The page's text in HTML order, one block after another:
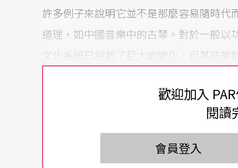
許多例子來說明它並不是那麼容易隨時
道理，如中國音樂中的古琴。對於一般
文化系統已經起了巨大的變化，但某些
釋。許多新的知識理念，不斷的從各個
如：符號學、詮釋學，以及轉換生成語
社會的重大變遷，以及政府五十年來的
歡迎加入
閱讀
會員登入